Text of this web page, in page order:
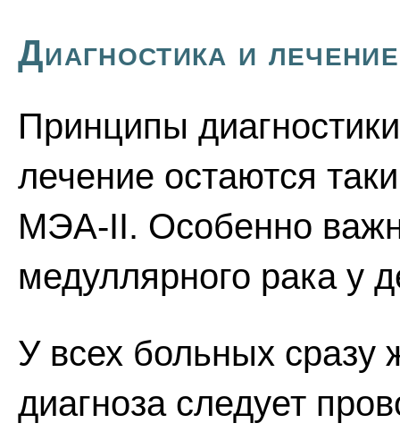
Диагностика и лечение
Принципы
лечение остаются
МЭА-II. Особенно
медуллярного рака у
У всех больных сразу
диагноза следует